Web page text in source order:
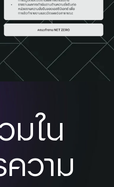
มใน
ความ